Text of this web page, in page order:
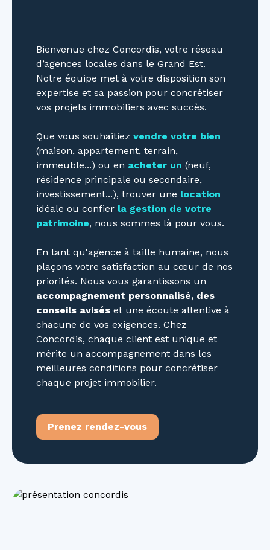
Bienvenue chez Concordis, votre réseau
d’agences locales dans le Grand Est.
Notre équipe met à votre disposition son
expertise et sa passion pour concrétiser
vos projets immobiliers avec succès.
Que vous souhaitiez vendre votre bien
(maison, appartement, terrain,
immeuble...) ou en acheter un (neuf,
résidence principale ou secondaire,
investissement...), trouver une location
idéale ou confier la gestion de votre
patrimoine, nous sommes là pour vous.
En tant qu'agence à taille humaine, nous
plaçons votre satisfaction au cœur de nos
priorités. Nous vous garantissons un
accompagnement personnalisé, des
conseils avisés et une écoute attentive à
chacune de vos exigences. Chez
Concordis, chaque client est unique et
mérite un accompagnement dans les
meilleures conditions pour concrétiser
chaque projet immobilier.
Prenez rendez-vous